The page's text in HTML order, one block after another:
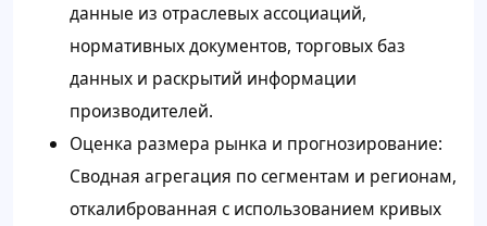
данные из отраслевых ассоциаций,
нормативных документов, торговых баз
данных и раскрытий информации
производителей.
Оценка размера рынка и прогнозирование:
Сводная агрегация по сегментам и регионам,
откалиброванная с использованием кривых